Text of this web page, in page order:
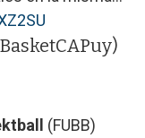
(FUBB)